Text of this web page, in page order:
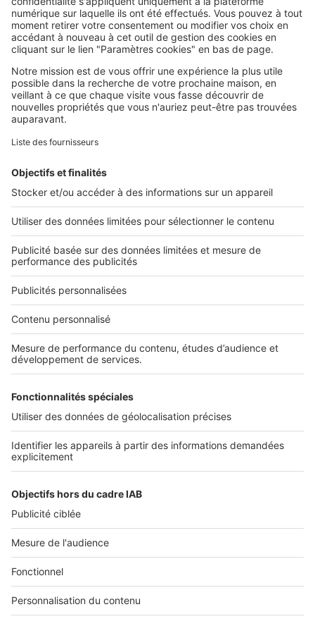
SeLoger c'est aussi
Retrouvez-nous sur ...
L'ENTREPRISE
Qui sommes-nous ?
Nous contacter
Nous recrutons
NOS APPLICATIONS
Découvrez nos applications
Tous nos services pro
Accès client
Mes annonces sur SeLoger
À DÉCOUVRIR
Tout l'immobilier
Toutes les villes
Tous les départements
Toutes les régions
SeLoger © 1992 - 2023
Annonces Immobilières